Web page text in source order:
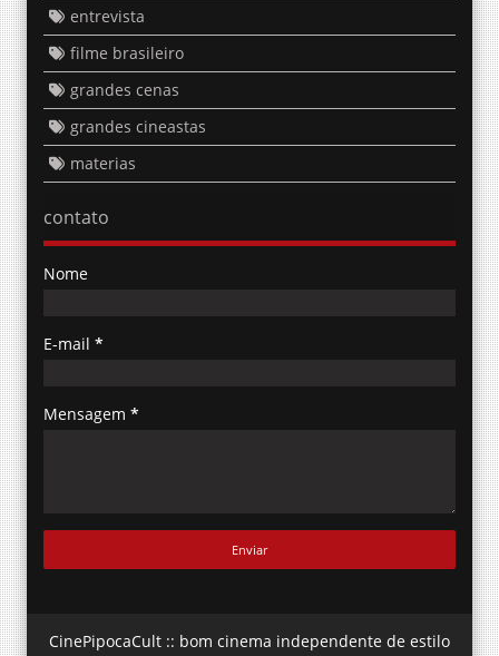
entrevista
filme brasileiro
grandes cenas
grandes cineastas
materias
contato
Nome
E-mail *
Mensagem *
CinePipocaCult :: bom cinema independente de estilo